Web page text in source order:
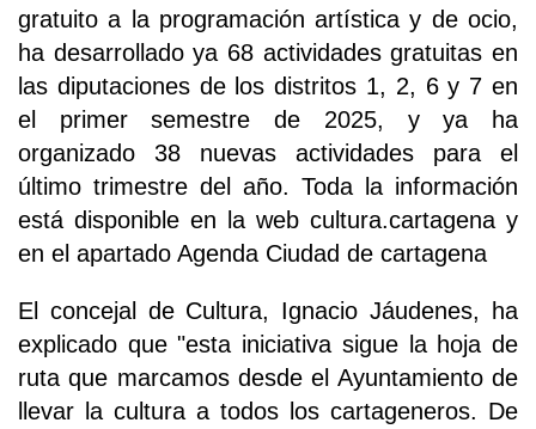
gratuito a la programación artística y de ocio,
ha desarrollado ya 68 actividades gratuitas en
las diputaciones de los distritos 1, 2, 6 y 7 en
el primer semestre de 2025, y ya ha
organizado 38 nuevas actividades para el
último trimestre del año. Toda la información
está disponible en la web cultura.cartagena y
en el apartado Agenda Ciudad de cartagena
El concejal de Cultura, Ignacio Jáudenes, ha
explicado que "esta iniciativa sigue la hoja de
ruta que marcamos desde el Ayuntamiento de
llevar la cultura a todos los cartageneros. De